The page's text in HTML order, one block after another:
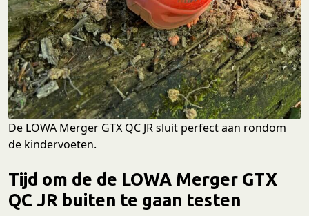
De LOWA Merger GTX QC JR sluit perfect aan rondom
de kindervoeten.
Tijd om de de LOWA Merger GTX
QC JR buiten te gaan testen